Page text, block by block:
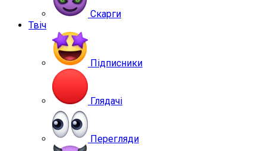
Скарги
Твіч
Підписники
Глядачі
Перегляди